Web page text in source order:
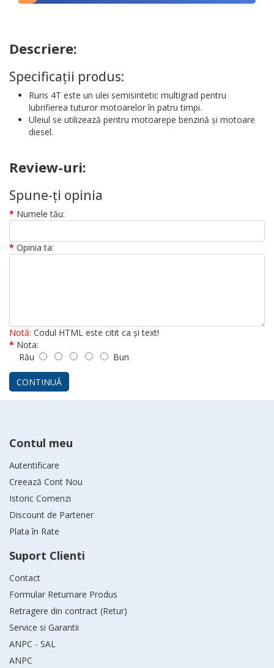
Descriere:
Specificații produs:
Ruris 4T este un ulei semisintetic multigrad pentru
lubrifierea tuturor motoarelor în patru timpi.
Uleiul se utilizează pentru motoarepe benzină şi motoare
diesel.
Review-uri:
Spune-ţi opinia
Numele tău:
Opinia ta:
Notă: Codul HTML este citit ca şi text!
Nota:
Rău
Bun
CONTINUĂ
Contul meu
Autentificare
Creează Cont Nou
Istoric Comenzi
Discount de Partener
Plata în Rate
Suport Clienti
Contact
Formular Returnare Produs
Retragere din contract (Retur)
Service si Garantii
ANPC - SAL
ANPC